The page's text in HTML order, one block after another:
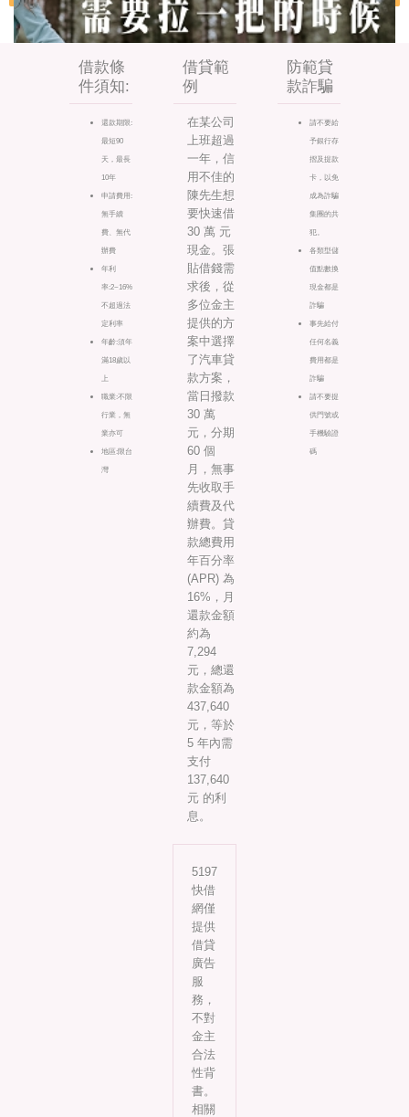
借款條
件須知:
還款期限:
最短90
天，最長
10年
申請費用:
無手續
費、無代
辦費
年利
率:2~16%
不超過法
定利率
年齡:須年
滿18歲以
上
職業:不限
行業，無
業亦可
地區:限台
灣
借貸範
例
在某公司
上班超過
一年，信
用不佳的
陳先生想
要快速借
30 萬 元
現金。張
貼借錢需
求後，從
多位金主
提供的方
案中選擇
了汽車貸
款方案，
當日撥款
30 萬
元，分期
60 個
月，無事
先收取手
續費及代
辦費。貸
款總費用
年百分率
(APR) 為
16%，月
還款金額
約為
7,294
元，總還
款金額為
437,640
元，等於
5 年內需
支付
137,640
元 的利
息。
防範貸
款詐騙
請不要給
予銀行存
摺及提款
卡，以免
成為詐騙
集團的共
犯。
各類型儲
值點數換
現金都是
詐騙
事先給付
任何名義
費用都是
詐騙
請不要提
供門號或
手機驗證
碼
5197
快借
網僅
提供
借貸
廣告
服
務，
不對
金主
合法
性背
書。
相關